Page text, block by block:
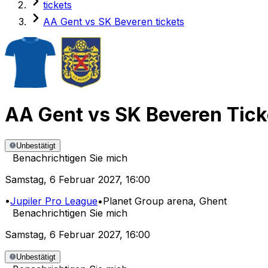
tickets
AA Gent vs SK Beveren tickets
AA Gent vs SK Beveren
Unbestätigt
Benachrichtigen Sie mich
Samstag, 6 Februar 2027, 16:00
•Jupiler Pro League•Planet Group arena, Ghent
Benachrichtigen Sie mich
Samstag, 6 Februar 2027, 16:00
Unbestätigt